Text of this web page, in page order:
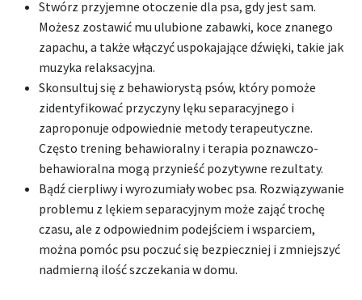
Stwórz przyjemne otoczenie dla psa, gdy jest sam.
Możesz zostawić mu ulubione zabawki, koce znanego
zapachu, a także włączyć uspokajające dźwięki, takie jak
muzyka relaksacyjna.
Skonsultuj się z behawiorystą psów, który pomoże
zidentyfikować przyczyny lęku separacyjnego i
zaproponuje odpowiednie metody terapeutyczne.
Często trening behawioralny i terapia poznawczo-
behawioralna mogą przynieść pozytywne rezultaty.
Bądź cierpliwy i wyrozumiały wobec psa. Rozwiązywanie
problemu z lękiem separacyjnym może zająć trochę
czasu, ale z odpowiednim podejściem i wsparciem,
można pomóc psu poczuć się bezpieczniej i zmniejszyć
nadmierną ilość szczekania w domu.